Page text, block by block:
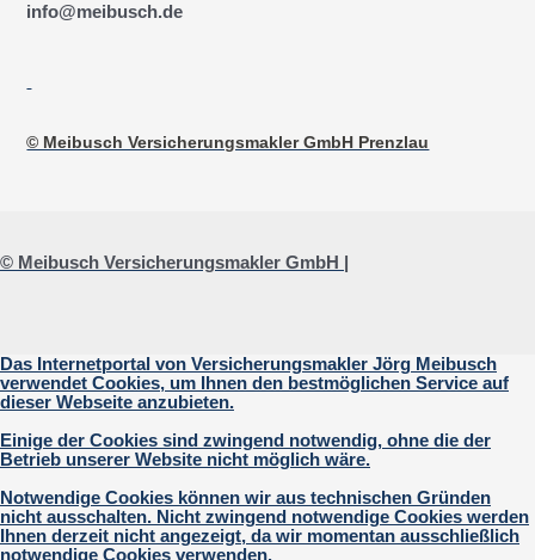
info@meibusch.de
© Meibusch Versicherungsmakler GmbH Prenzlau
© Meibusch Versicherungsmakler GmbH |
Das Internetportal von Versicherungsmakler Jörg Meibusch
verwendet Cookies, um Ihnen den bestmöglichen Service auf
dieser Webseite anzubieten.
Einige der Cookies sind zwingend notwendig, ohne die der
Betrieb unserer Website nicht möglich wäre.
Notwendige Cookies können wir aus technischen Gründen
nicht ausschalten. Nicht zwingend notwendige Cookies werden
Ihnen derzeit nicht angezeigt, da wir momentan ausschließlich
notwendige Cookies verwenden.